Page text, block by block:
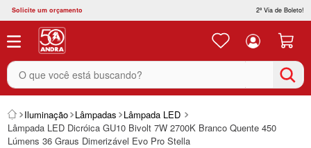
Solicite um orçamento 2ª Via de Boleto!
O que você está buscando?
Iluminação Lâmpadas
Lâmpada LED
Lâmpada LED Dicróica GU10 Bivolt 7W 2700K Branco Quente 450
Lúmens 36 Graus Dimerizável Evo Pro Stella